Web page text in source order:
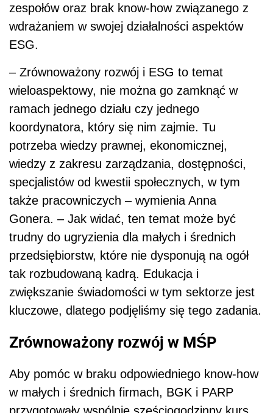
zespołów oraz brak know-how związanego z
wdrażaniem w swojej działalności aspektów
ESG.
– Zrównoważony rozwój i ESG to temat
wieloaspektowy, nie można go zamknąć w
ramach jednego działu czy jednego
koordynatora, który się nim zajmie. Tu
potrzeba wiedzy prawnej, ekonomicznej,
wiedzy z zakresu zarządzania, dostępności,
specjalistów od kwestii społecznych, w tym
także pracowniczych – wymienia Anna
Gonera. – Jak widać, ten temat może być
trudny do ugryzienia dla małych i średnich
przedsiębiorstw, które nie dysponują na ogół
tak rozbudowaną kadrą. Edukacja i
zwiększanie świadomości w tym sektorze jest
kluczowe, dlatego podjęliśmy się tego zadania.
Zrównoważony rozwój w MŚP
Aby pomóc w braku odpowiedniego know-how
w małych i średnich firmach, BGK i PARP